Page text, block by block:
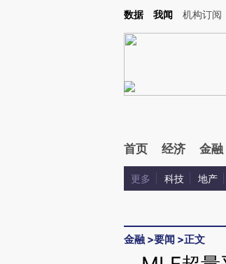
数据 我闻 机构订阅
首页 经济 金融
更多 科技 地产
金融 >要闻 >正文